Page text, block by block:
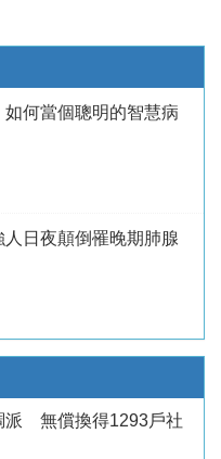
何當個聰明的智慧病
日夜顛倒罹晚期肺腺
派 無償換得1293戶社